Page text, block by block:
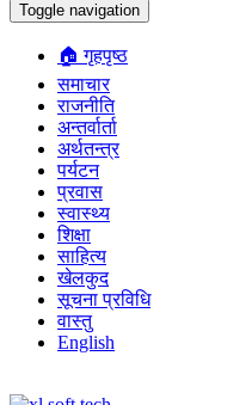
Toggle navigation
🏠 गृहपृष्ठ
समाचार
राजनीति
अन्तर्वार्ता
अर्थतन्त्र
पर्यटन
प्रवास
स्वास्थ्य
शिक्षा
साहित्य
खेलकुद
सूचना प्रविधि
वास्तु
English